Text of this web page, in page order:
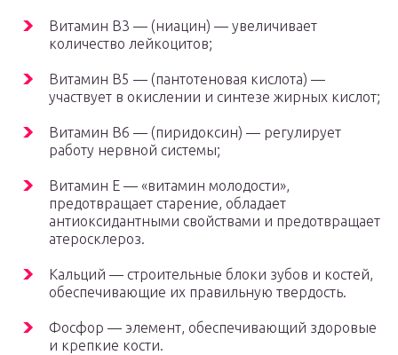
Витамин B3 — (ниацин) — увеличивает
количество лейкоцитов;
Витамин В5 — (пантотеновая кислота) —
участвует в окислении и синтезе жирных кислот;
Витамин В6 — (пиридоксин) — регулирует
работу нервной системы;
Витамин Е — «витамин молодости»,
предотвращает старение, обладает
антиоксидантными свойствами и предотвращает
атеросклероз.
Кальций — строительные блоки зубов и костей,
обеспечивающие их правильную твердость.
Фосфор — элемент, обеспечивающий здоровые
и крепкие кости.